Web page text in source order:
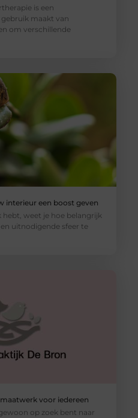
is een
maakt van
om verschillende
interieur een boost geven
hebt, weet je hoe belangrijk
uitnodigende sfeer te
voor iedereen
op zoek bent naar